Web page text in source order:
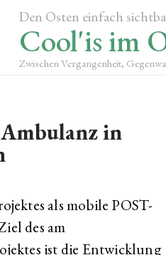
Den Osten einfach
Cool'is im
Zwischen Vergangenheit,
in
als mobile POST-
des am
ist die Entwicklung